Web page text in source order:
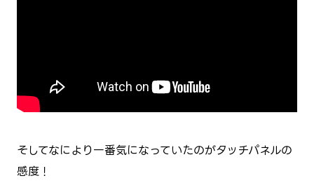
そしてなにより一番気になっていたのがタッチパネルの
感度！